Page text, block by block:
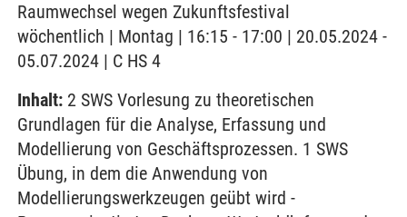
Raumwechsel wegen Zukunftsfestival
wöchentlich | Montag | 16:15 - 17:00 | 20.05.2024 -
05.07.2024 | C HS 4
Inhalt: 2 SWS Vorlesung zu theoretischen
Grundlagen für die Analyse, Erfassung und
Modellierung von Geschäftsprozessen. 1 SWS
Übung, in dem die Anwendung von
Modellierungswerkzeugen geübt wird -